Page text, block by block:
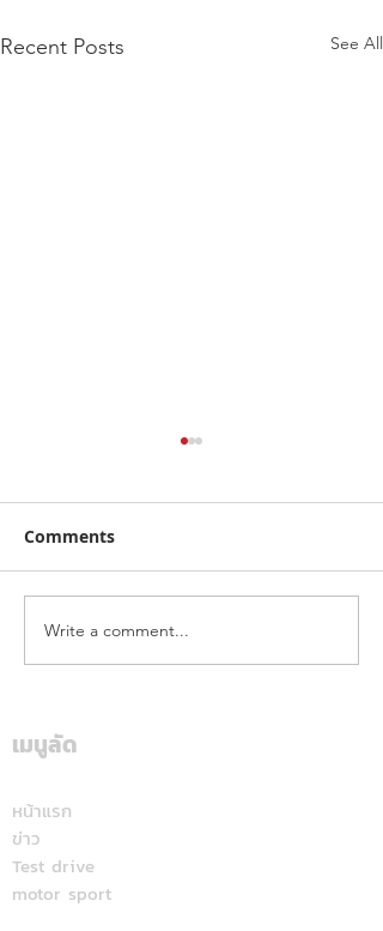
Recent Posts See All
ฮุนไดขนทัพครบไลน์อัพลง
สนาม ส่งแคมเปญ
Deal On” ร่วมเชียร์ไทย
Cup™ 2026 พร้อมดีลแรง
จองและรับรถภายในวันที่
31 สิงหาคม 2569 เท่านั้น
Comments
Write a comment...
เมนูลัด
หน้าแรก
ข่าว
Test drive
motor sport